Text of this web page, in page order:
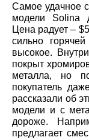
Самое удачное
модели Solina
Цена радует –
сильно
высокое.
покрыт
металла, но
покупатель
рассказали об
модели и с
дороже.
предлагает